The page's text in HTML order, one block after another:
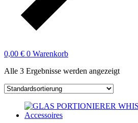
0,00 € 0 Warenkorb
Alle 3 Ergebnisse werden angezeigt